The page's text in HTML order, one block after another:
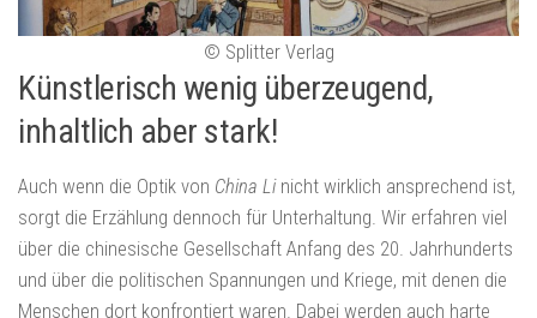
© Splitter Verlag
Künstlerisch wenig überzeugend,
inhaltlich aber stark!
Auch wenn die Optik von China Linicht wirklich ansprechend ist,
sorgt die Erzählung dennoch für Unterhaltung. Wir erfahren viel
über die chinesische Gesellschaft Anfang des 20. Jahrhunderts
und über die politischen Spannungen und Kriege, mit denen die
Menschen dort konfrontiert waren. Dabei werden auch harte